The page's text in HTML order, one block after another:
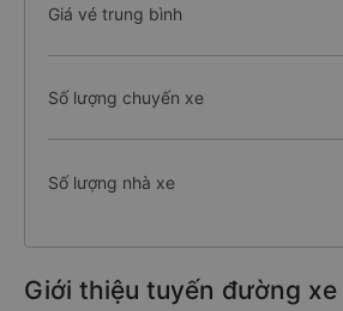
Giá vé trung bình
Số lượng chuyến xe
Số lượng nhà xe
Giới thiệu tuyến đường